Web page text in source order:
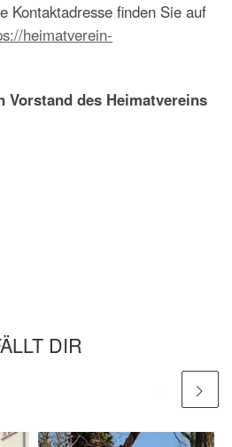
Kontaktadresse finden Sie auf
heimatverein-
Vorstand des Heimatvereins
DIR